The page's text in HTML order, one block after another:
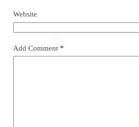
Website
Add Comment*